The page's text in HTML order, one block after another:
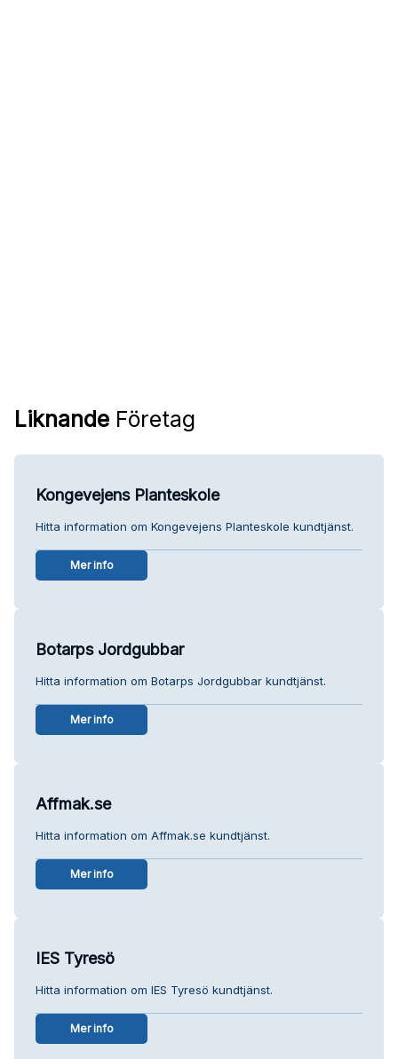
Liknande Företag
Kongevejens Planteskole
Hitta information om Kongevejens Planteskole kundtjänst.
Mer info
Botarps Jordgubbar
Hitta information om Botarps Jordgubbar kundtjänst.
Mer info
Affmak.se
Hitta information om Affmak.se kundtjänst.
Mer info
IES Tyresö
Hitta information om IES Tyresö kundtjänst.
Mer info